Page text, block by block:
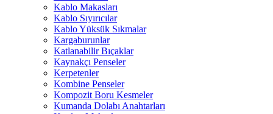
Kablo Makasları
Kablo Sıyırıcılar
Kablo Yüksük Sıkmalar
Kargaburunlar
Katlanabilir Bıçaklar
Kaynakçı Penseler
Kerpetenler
Kombine Penseler
Kompozit Boru Kesmeler
Kumanda Dolabı Anahtarları